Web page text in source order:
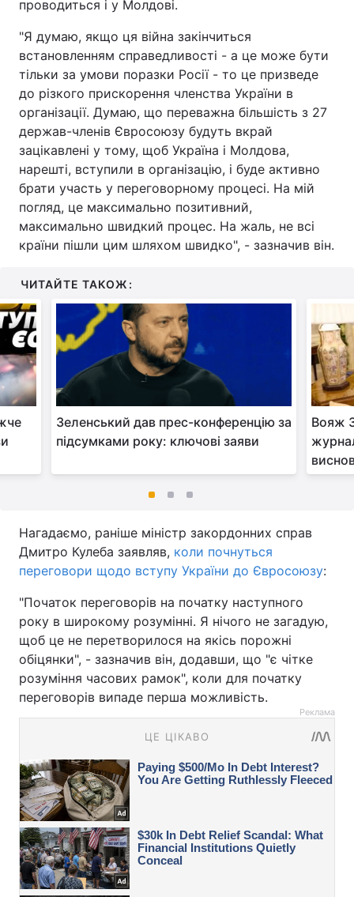
проводиться і у Молдові.
"Я думаю, якщо ця війна закінчиться
встановленням справедливості - а це може бути
тільки за умови поразки Росії - то це призведе
до різкого прискорення членства України в
організації. Думаю, що переважна більшість з 27
держав-членів Євросоюзу будуть вкрай
зацікавлені у тому, щоб Україна і Молдова,
нарешті, вступили в організацію, і буде активно
брати участь у переговорному процесі. На мій
погляд, це максимально позитивний,
максимально швидкий процес. На жаль, не всі
країни пішли цим шляхом швидко", - зазначив він.
ЧИТАЙТЕ ТАКОЖ:
Зеленський дав прес-конференцію за
підсумками року: ключові заяви
Вояж
Нагадаємо, раніше міністр закордонних справ
Дмитро Кулеба заявляв, коли почнуться
переговори щодо вступу України до Євросоюзу:
"Початок переговорів на початку наступного
року в широкому розумінні. Я нічого не загадую,
щоб це не перетворилося на якісь порожні
обіцянки", - зазначив він, додавши, що "є чітке
розуміння часових рамок", коли для початку
переговорів випаде перша можливість.
Реклама